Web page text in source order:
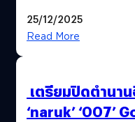
25/12/2025
Read More
เตรียมปิดตำนาน
‘naruk’ ‘007’